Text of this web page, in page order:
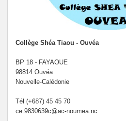
Collège Shéa Tiaou - Ouvéa
BP 18 - FAYAOUE
98814 Ouvéa
Nouvelle-Calédonie
Tél (+687) 45 45 70
ce.9830639c@ac-noumea.nc